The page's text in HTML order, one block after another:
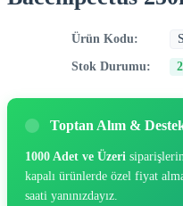
Ürün Kodu:
Stok Durumu:
Toptan Alım &
1000 Adet ve Üzeri
kapalı ürünlerde özel fiyat
saati yanınızdayız.